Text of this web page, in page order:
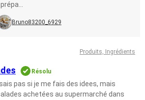
Bruno83200_6929
Produits, Ingrédients
Résolu
pas si je me fais des idees, mais
achetées au supermarché dans